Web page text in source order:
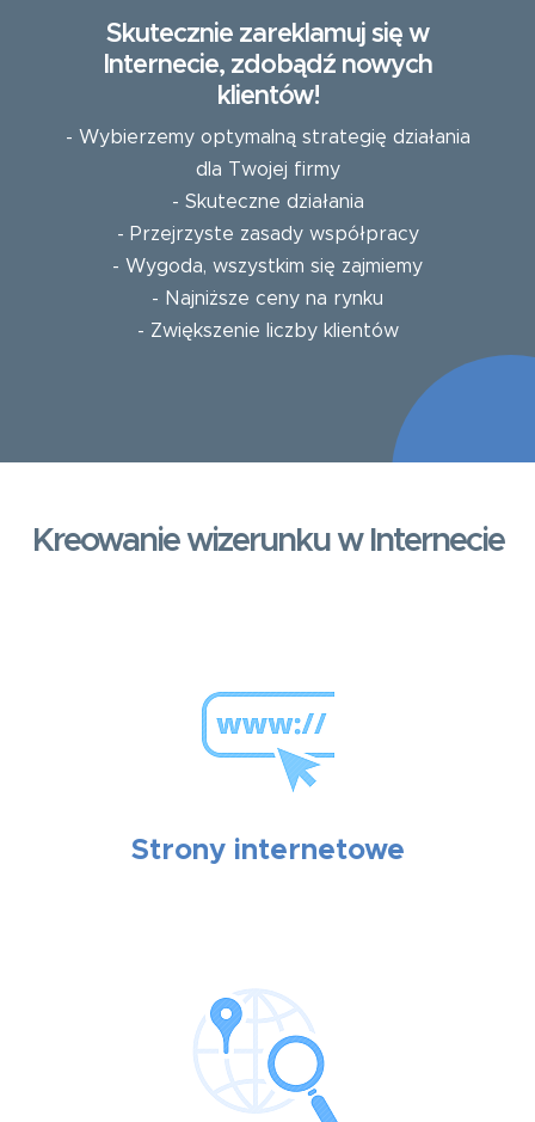
Skutecznie zareklamuj się w
Internecie, zdobądź nowych
klientów!
- Wybierzemy optymalną strategię działania
dla Twojej firmy
- Skuteczne działania
- Przejrzyste zasady współpracy
- Wygoda, wszystkim się zajmiemy
- Najniższe ceny na rynku
- Zwiększenie liczby klientów
Kreowanie wizerunku w Internecie
Strony internetowe